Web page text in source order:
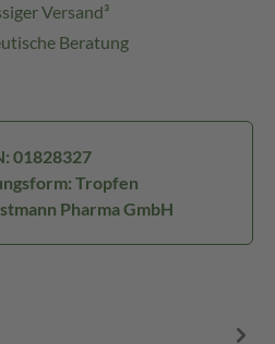
Versand³
Beratung
01828327
Tropfen
Pharma GmbH